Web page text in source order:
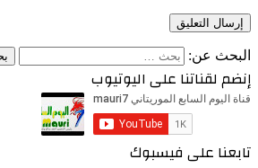
البحث عن:
إنضم لقناتنا على اليوتيوب
تابعنا على فيسبوك